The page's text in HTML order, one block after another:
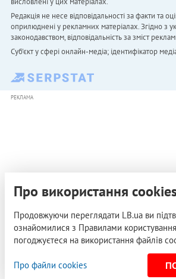
Редакція не несе відповідальності за факти та
оприлюднені у рекламних матеріалах. Згідно з
законодавством, відповідальність за зміст
Cуб'єкт у сфері онлайн-медіа; ідентифікатор
РЕКЛАМА
Про використання
Продовжуючи переглядати LB.ua ви
ознайомилися з Правилами
погоджуєтеся на використання файлів
Про файли cookies